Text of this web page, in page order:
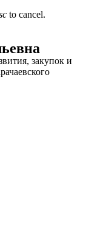
to cancel.
закупок и